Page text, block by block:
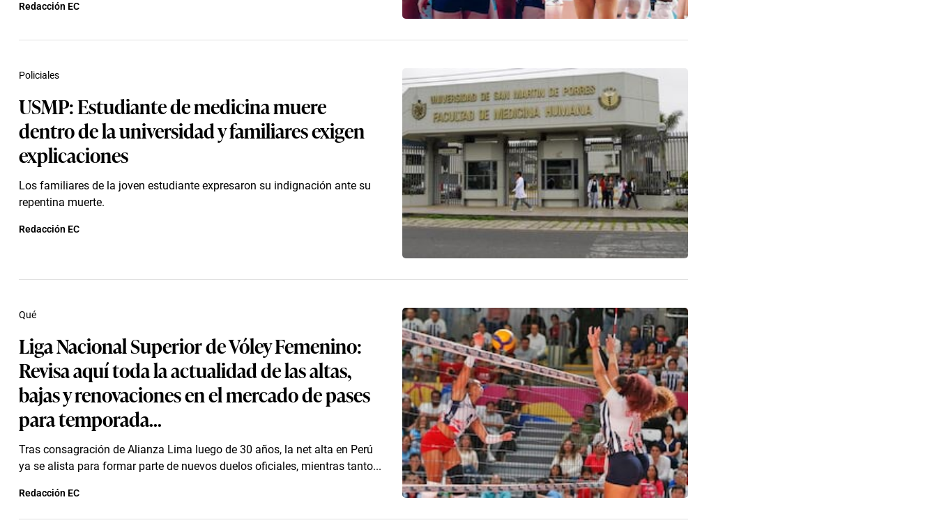
Redacción EC
USMP: Estudiante de medicina muere
dentro de la universidad y familiares exigen
explicaciones
Los familiares de la joven estudiante expresaron su indignación ante su
repentina muerte.
Policiales
Redacción EC
Liga Nacional Superior de Vóley Femenino:
Revisa aquí toda la actualidad de las altas,
bajas y renovaciones en el mercado de pases
para temporada...
Tras consagración de Alianza Lima luego de 30 años, la net alta en Perú
ya se alista para formar parte de nuevos duelos oficiales, mientras tanto...
Qué
Redacción EC